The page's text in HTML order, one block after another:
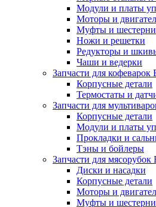
Модули и платы
Моторы и
Муфты и шестерни
Ножи и решетки
Редукторы и
Чаши и ведерки
Запчасти для кофеварок
Корпусные детали
Термостаты и
Запчасти для
Корпусные детали
Модули и платы
Прокладки и
Тэны и бойлеры
Запчасти для мясорубок
Диски и насадки
Корпусные детали
Моторы и
Муфты и шестерни